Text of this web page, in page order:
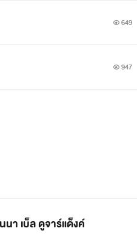
649
947
า เบ็ล ดูจาร์แด็งค์